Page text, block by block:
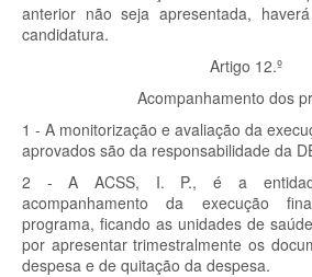
anterior não seja apresentada,
candidatura.
Artigo 12.º
Acompanhamento dos
1 - A monitorização e avaliação da
aprovados são da responsabilidade da
2 - A ACSS, I. P., é a
acompanhamento da execução
programa, ficando as unidades de
por apresentar trimestralmente os
despesa e de quitação da despesa.